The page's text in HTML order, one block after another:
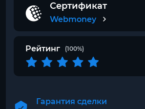
Сертификат
Webmoney
Рейтинг (100%)
Гарантия сделки